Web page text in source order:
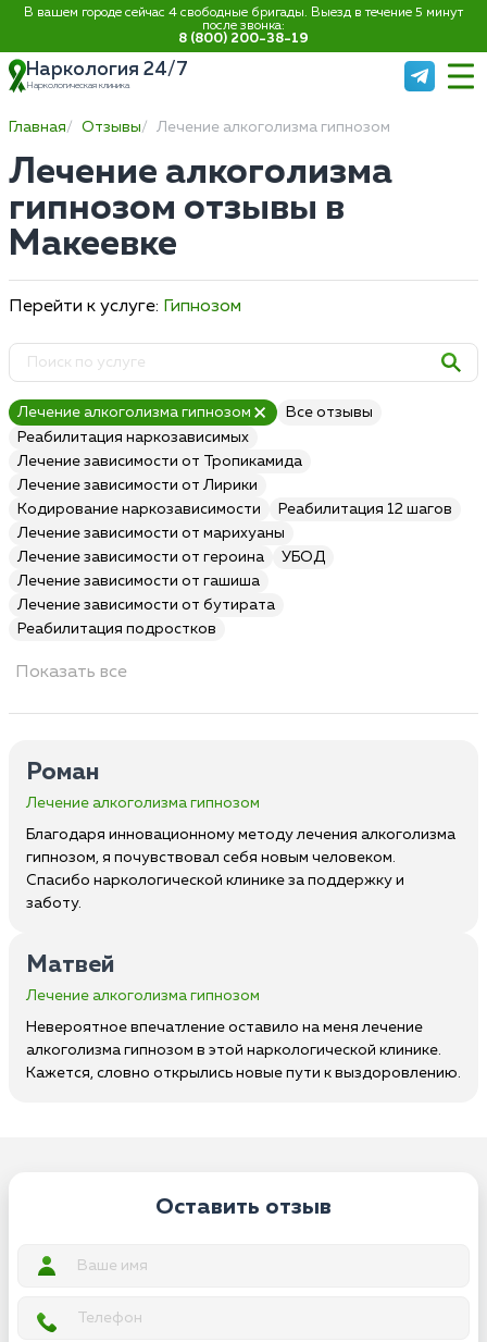
В вашем городе сейчас 4 свободные бригады. Выезд в течение 5 минут
после звонка:
8 (800) 200-38-19
Наркология 24/7
Наркологическая клиника
Главная Отзывы Лечение алкоголизма гипнозом
Лечение алкоголизма
гипнозом отзывы в
Макеевке
Перейти к услуге: Гипнозом
Лечение алкоголизма гипнозом
Все отзывы
Реабилитация наркозависимых
Лечение зависимости от Тропикамида
Лечение зависимости от Лирики
Кодирование наркозависимости
Реабилитация 12 шагов
Лечение зависимости от марихуаны
Лечение зависимости от героина
УБОД
Лечение зависимости от гашиша
Лечение зависимости от бутирата
Реабилитация подростков
Показать все
Роман
Лечение алкоголизма гипнозом
Благодаря инновационному методу лечения алкоголизма
гипнозом, я почувствовал себя новым человеком.
Спасибо наркологической клинике за поддержку и
заботу.
Матвей
Лечение алкоголизма гипнозом
Невероятное впечатление оставило на меня лечение
алкоголизма гипнозом в этой наркологической клинике.
Кажется, словно открылись новые пути к выздоровлению.
Оставить отзыв